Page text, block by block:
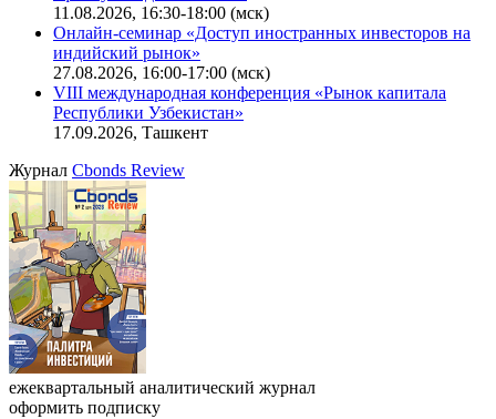
Ближайшие конференцииCbonds Congress
Онлайн-семинар «Новый стандарт инвестиций в
офисную недвижимость»
11.08.2026, 16:30-18:00 (мск)
Онлайн-семинар «Доступ иностранных инвесторов на
индийский рынок»
VIII международная конференция «Рынок капитала
Республики Узбекистан»
17.09.2026, Ташкент
ЖурналCbonds Review